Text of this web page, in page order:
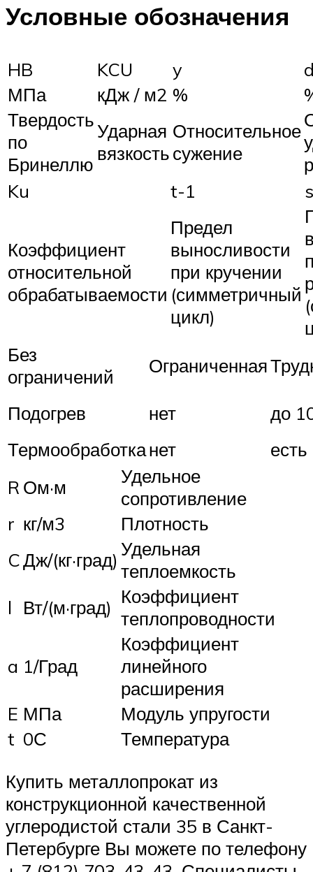
Условные обозначения
HB KCU y
МПа
кДж / м2 %
Твердость
по
Бринеллю
Ударная
вязкость
Относительное
сужение
Ku
t-1
Коэффициент
относительной
обрабатываемости
Предел
выносливости
при кручении
(симметричный
цикл)
Без
ограничений
Ограниченная
Подогрев нет
до
Термообработканет
есть
R Ом·м
Удельное
сопротивление
r кг/м3
Плотность
CДж/(кг·град) Удельная
теплоемкость
l Вт/(м·град) Коэффициент
теплопроводности
a 1/Град
Коэффициент
линейного
расширения
E МПа
Модуль упругости
t 0С
Температура
Купить металлопрокат из
конструкционной качественной
углеродистой стали 35 в Санкт-
Петербурге Вы можете по телефону